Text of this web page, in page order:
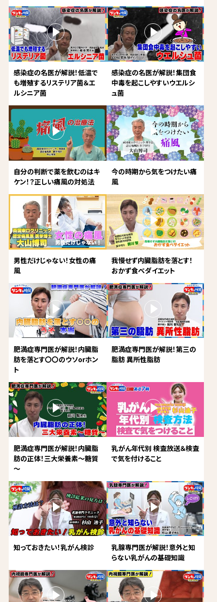
感染症の名医が解説！低温で
も増殖するリステリア菌＆エ
ルシニア菌
感染症の名医が解説！集団食
中毒を起こしやすいウエルシ
ュ菌
自分の判断で薬を飲むのはキ
ケン！？正しい痛風の対処法
今の時期から気をつけたい痛
風
男性だけじゃない！女性の痛
風
我慢せず内臓脂肪を落とす！
おかず食べダイエット
肥満症専門医が解説！内臓脂
肪を落とす〇〇のウソorホン
ト
肥満症専門医が解説！第三の
脂肪 異所性脂肪
肥満症専門医が解説！内臓脂
肪の正体！三大栄養素～糖質
～
乳がん年代別 検査放送＆検査
で気を付けること
知っておきたい！乳がん検診
乳腺専門医が解説！意外と知
らない乳がんの基礎知識